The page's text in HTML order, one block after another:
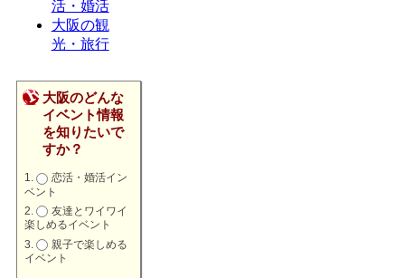
活・婚活
大阪の観
光・旅行
大阪のどんな
イベント情報
を知りたいで
すか？
恋活・婚活イン
ベント
友達とワイワイ
楽しめるイベント
親子で楽しめる
イベント